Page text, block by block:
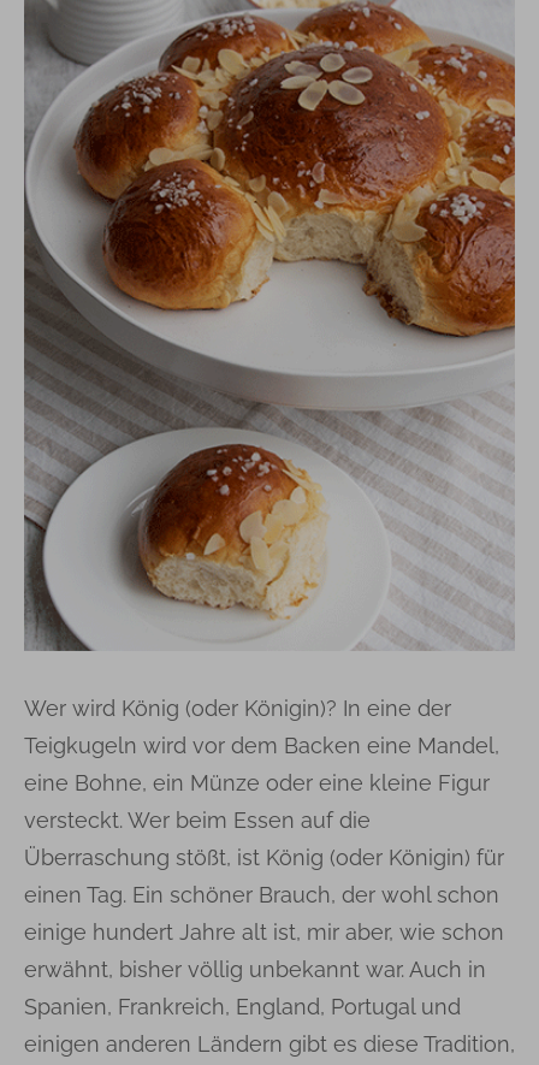
Wer wird König (oder Königin)? In eine der
Teigkugeln wird vor dem Backen eine Mandel,
eine Bohne, ein Münze oder eine kleine Figur
versteckt. Wer beim Essen auf die
Überraschung stößt, ist König (oder Königin) für
einen Tag. Ein schöner Brauch, der wohl schon
einige hundert Jahre alt ist, mir aber, wie schon
erwähnt, bisher völlig unbekannt war. Auch in
Spanien, Frankreich, England, Portugal und
einigen anderen Ländern gibt es diese Tradition,